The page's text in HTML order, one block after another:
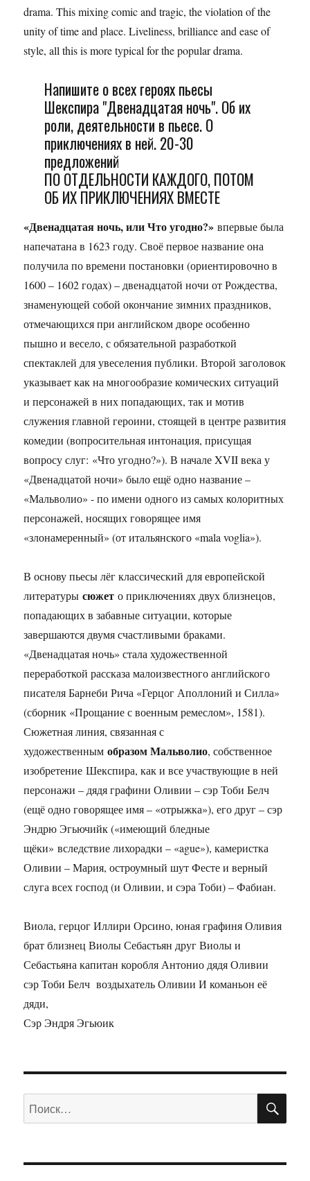
drama. This mixing comic and tragic, the violation of the
unity of time and place. Liveliness, brilliance and ease of
style, all this is more typical for the popular drama.
Напишите о всех героях пьесы
Шекспира "Двенадцатая ночь". Об их
роли, деятельности в пьесе. О
приключениях в ней. 20-30
предложений
ПО ОТДЕЛЬНОСТИ КАЖДОГО, ПОТОМ
ОБ ИХ ПРИКЛЮЧЕНИЯХ ВМЕСТЕ
«Двенадцатая ночь, или Что угодно?» впервые была
напечатана в 1623 году. Своё первое название она
получила по времени постановки (ориентировочно в
1600 – 1602 годах) – двенадцатой ночи от Рождества,
знаменующей собой окончание зимних праздников,
отмечающихся при английском дворе особенно
пышно и весело, с обязательной разработкой
спектаклей для увеселения публики. Второй заголовок
указывает как на многообразие комических ситуаций
и персонажей в них попадающих, так и мотив
служения главной героини, стоящей в центре развития
комедии (вопросительная интонация, присущая
вопросу слуг: «Что угодно?»). В начале XVII века у
«Двенадцатой ночи» было ещё одно название –
«Мальволио» - по имени одного из самых колоритных
персонажей, носящих говорящее имя
«злонамеренный» (от итальянского «mala voglia»).
В основу пьесы лёг классический для европейской
литературысюжет о приключениях двух близнецов,
попадающих в забавные ситуации, которые
завершаются двумя счастливыми браками.
«Двенадцатая ночь» стала художественной
переработкой рассказа малоизвестного английского
писателя Барнеби Рича «Герцог Аполлоний и Силла»
(сборник «Прощание с военным ремеслом», 1581).
Сюжетная линия, связанная с
художественнымобразом Мальволио, собственное
изобретение Шекспира, как и все участвующие в ней
персонажи – дядя графини Оливии – сэр Тоби Белч
(ещё одно говорящее имя – «отрыжка»), его друг – сэр
Эндрю Эгьючийк («имеющий бледные
щёки» вследствие лихорадки – «ague»), камеристка
Оливии – Мария, остроумный шут Фесте и верный
слуга всех господ (и Оливии, и сэра Тоби) – Фабиан.
Виола, герцог Иллири Орсино, юная графиня Оливия
брат близнец Виолы Себастьян друг Виолы и
Себастьяна капитан коробля Антонио дядя Оливии
сэр Тоби Белч воздыхатель Оливии И команьон её
дяди,
Сэр Эндря Эгьюик
Искать: